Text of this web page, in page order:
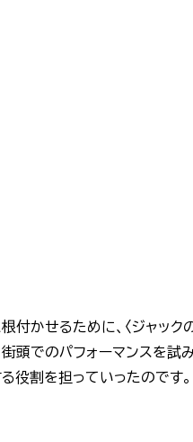
かせるために、〈ジャック
頭でのパフォーマンスを試
役割を担っていったのです。